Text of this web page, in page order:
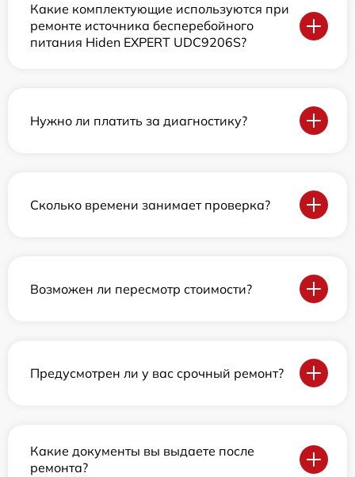
Какие комплектующие используются при
ремонте источника бесперебойного
питания Hiden EXPERT UDC9206S?
Нужно ли платить за диагностику?
Сколько времени занимает проверка?
Возможен ли пересмотр стоимости?
Предусмотрен ли у вас срочный ремонт?
Какие документы вы выдаете после
ремонта?